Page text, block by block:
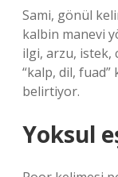
Sami, gönül
kalbin manevi
ilgi, arzu, istek,
“kalp, dil,
belirtiyor.
Yoksul